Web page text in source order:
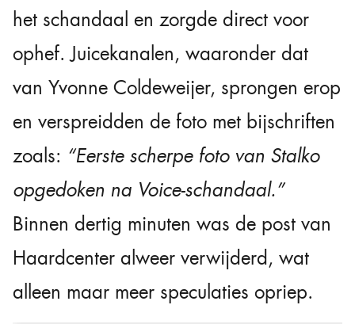
het schandaal en zorgde direct voor
ophef. Juicekanalen, waaronder dat
van Yvonne Coldeweijer, sprongen erop
en verspreidden de foto met bijschriften
zoals: “Eerste scherpe foto van Stalko
opgedoken na Voice-schandaal.”
Binnen dertig minuten was de post van
Haardcenter alweer verwijderd, wat
alleen maar meer speculaties opriep.